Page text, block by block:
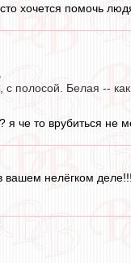
хочется помочь
с полосой. Белая --
я че то врубиться не
вашем нелёгком деле!!!